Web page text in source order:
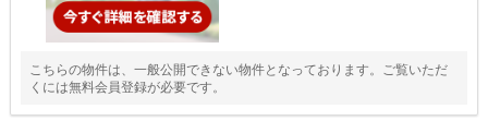
こちらの物件は、一般公開できない物件となっております。ご覧いただ
くには無料会員登録が必要です。